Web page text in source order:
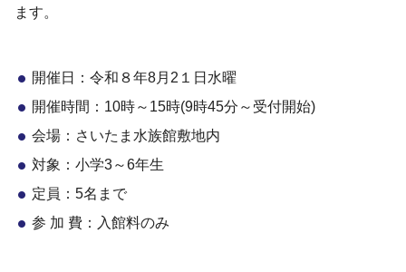
ます。
開催日：令和８年8月2１日水曜
開催時間：10時～15時(9時45分～受付開始)
会場：さいたま水族館敷地内
対象：小学3～6年生
定員：5名まで
参 加 費：入館料のみ